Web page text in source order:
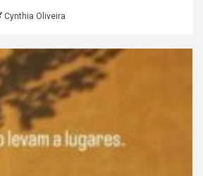
Cynthia Oliveira